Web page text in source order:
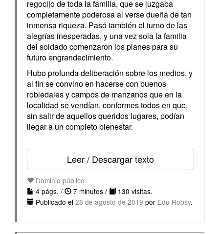
regocijo de toda la familia, que se juzgaba
completamente poderosa al verse dueña de tan
inmensa riqueza. Pasó también el turno de las
alegrías inesperadas, y una vez sola la familia
del soldado comenzaron los planes para su
futuro engrandecimiento.
Hubo profunda deliberación sobre los medios, y
al fin se convino en hacerse con buenos
robledales y campos de manzanos que en la
localidad se vendían, conformes todos en que,
sin salir de aquellos queridos lugares, podían
llegar a un completo bienestar.
Leer / Descargar texto
Dominio público
4 págs. /
7 minutos /
130 visitas.
Publicado el 28 de agosto de 2019 por Edu Robsy.